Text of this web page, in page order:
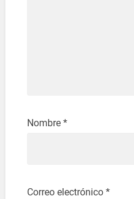
Nombre *
Correo electrónico *